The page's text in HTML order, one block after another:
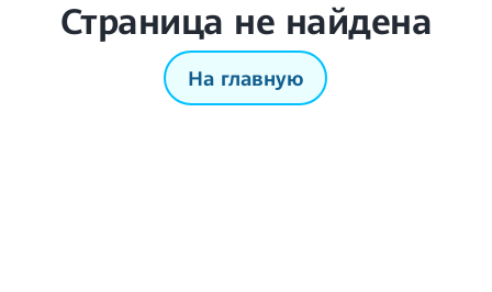
Страница не найдена
На главную